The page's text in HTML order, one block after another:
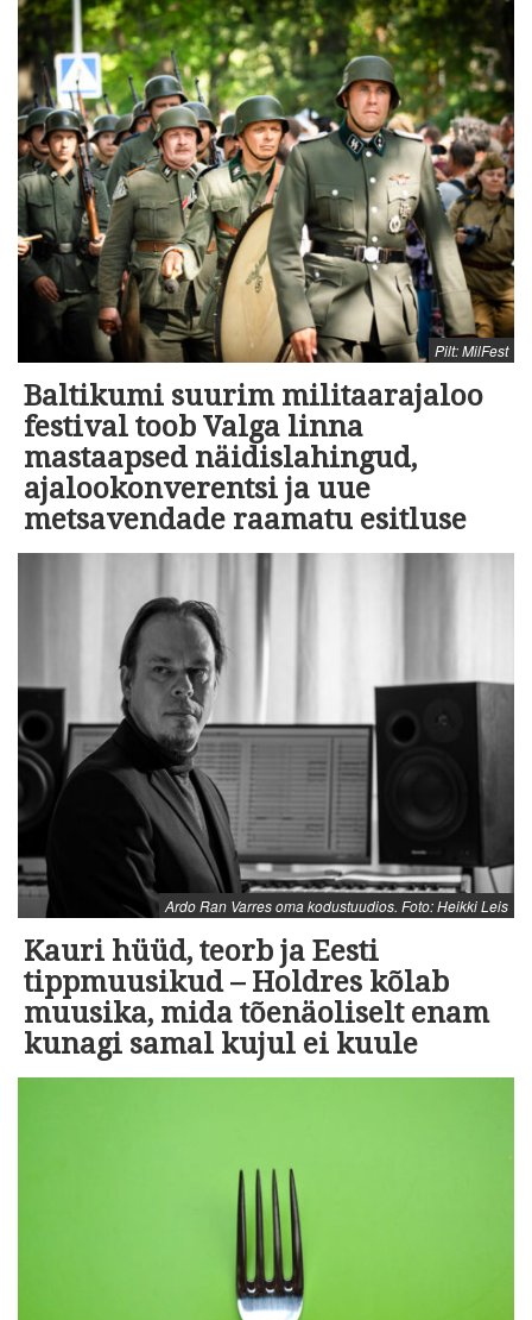
Pilt: MilFest
Baltikumi suurim militaarajaloo
festival toob Valga linna
mastaapsed näidislahingud,
ajalookonverentsi ja uue
metsavendade raamatu esitluse
Ardo Ran Varres oma kodustuudios. Foto: Heikki Leis
Kauri hüüd, teorb ja Eesti
tippmuusikud – Holdres kõlab
muusika, mida tõenäoliselt enam
kunagi samal kujul ei kuule